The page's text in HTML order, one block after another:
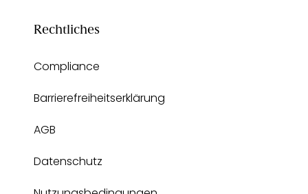
Rechtliches
Compliance
Barrierefreiheitserklärung
AGB
Datenschutz